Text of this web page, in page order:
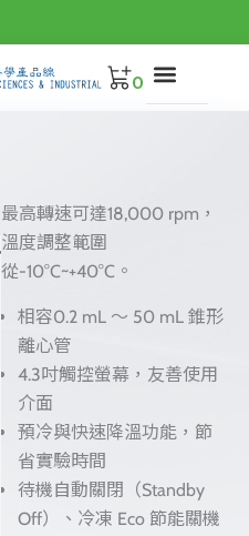
錄
代
理
牌
下
載
專
0
最高轉速可達18,000 rpm，
溫度調整範圍
從-10°C~+40°C。
相容0.2 mL ～ 50 mL 錐形
離心管
4.3吋觸控螢幕，友善使用
介面
預冷與快速降溫功能，節
省實驗時間
待機自動關閉（Standby
Off）、冷凍 Eco 節能關機